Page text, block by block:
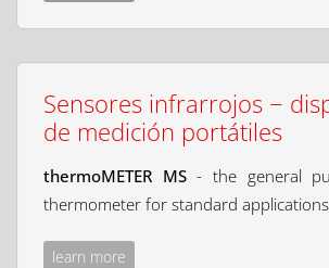
Sensores infrarrojos −
de medición portátiles
thermoMETER MS- the general
thermometer for standard
learn more